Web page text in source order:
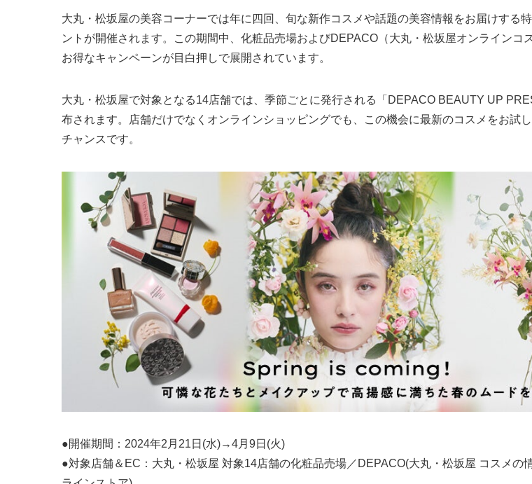
大丸・松坂屋の美容コーナーでは年に四回、旬な新作コスメや話題の美容情報をお届けする
ントが開催されます。この期間中、化粧品売場およびDEPACO（大丸・松坂屋オンラインコ
お得なキャンペーンが目白押しで展開されています。
⼤丸・松坂屋で対象となる14店舗では、季節ごとに発行される「DEPACO BEAUTY UP
布されます。店舗だけでなくオンラインショッピングでも、この機会に最新のコスメをお試
チャンスです。
●開催期間：2024年2月21日(水)→4月9日(火)
●対象店舗＆EC：大丸・松坂屋 対象14店舗の化粧品売場／DEPACO(大丸・松坂屋 コスメの